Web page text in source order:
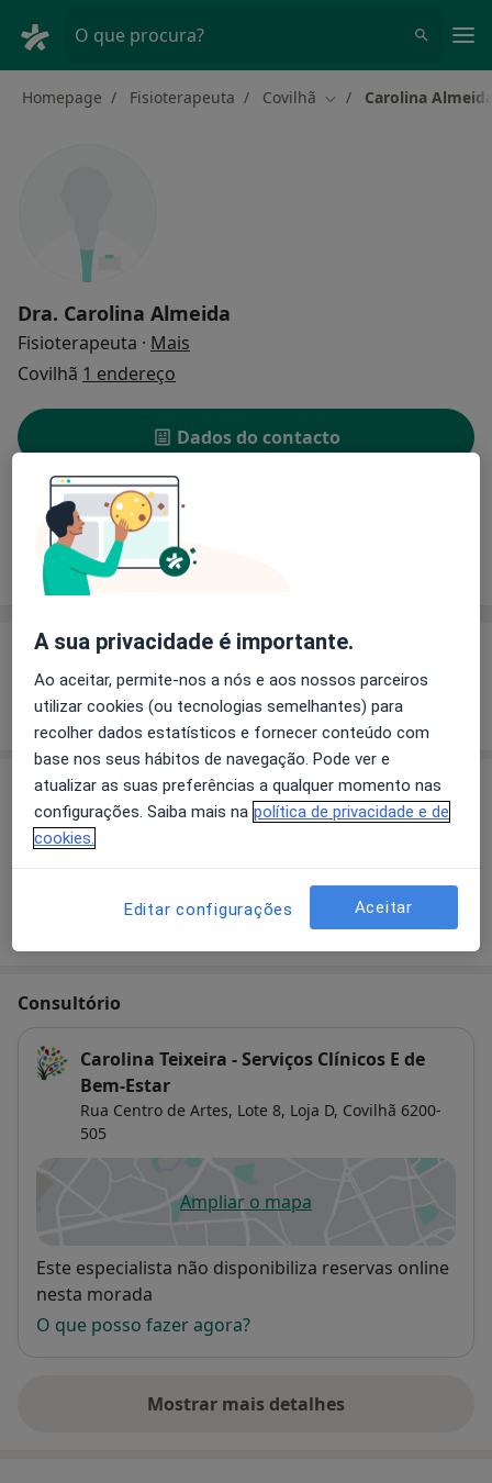
O que procura?
Homepage Fisioterapeuta Covilhã Mudar de cidade
Carolina
Dra. Carolina Almeida
Fisioterapeuta · Mais
Covilhã 1 endereço
Dados do contacto
Solicite um atendimento
Experiência Preços
Experiência
Mostrar mais detalhes
sobre a experiência
Preços
Sem informação sobre serviços e preços
informação sobre serviços
Consultório
Carolina Teixeira - Serviços Clínicos E de
Bem-Estar
Rua Centro de Artes, Lote 8, Loja D, Covilhã 6200-
505
Ampliar o mapaabre num novo separador
Disponibilidade
Este especialista não disponibiliza reservas online
nesta morada
O que posso fazer agora?
Mostrar mais detalhes
sobre o endereço
A sua privacidade é importante.
Ao aceitar, permite-nos a nós e aos nossos parceiros
utilizar cookies (ou tecnologias semelhantes) para
recolher dados estatísticos e fornecer conteúdo com
base nos seus hábitos de navegação. Pode ver e
atualizar as suas preferências a qualquer momento nas
configurações. Saiba mais na política de privacidade e de
cookies.
Editar configurações Aceitar